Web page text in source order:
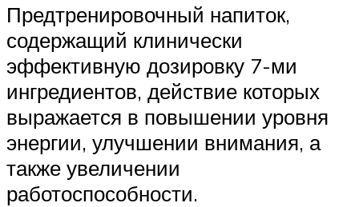
Предтренировочный напиток,
содержащий клинически
эффективную дозировку 7-ми
ингредиентов, действие которых
выражается в повышении уровня
энергии, улучшении внимания, а
также увеличении
работоспособности.